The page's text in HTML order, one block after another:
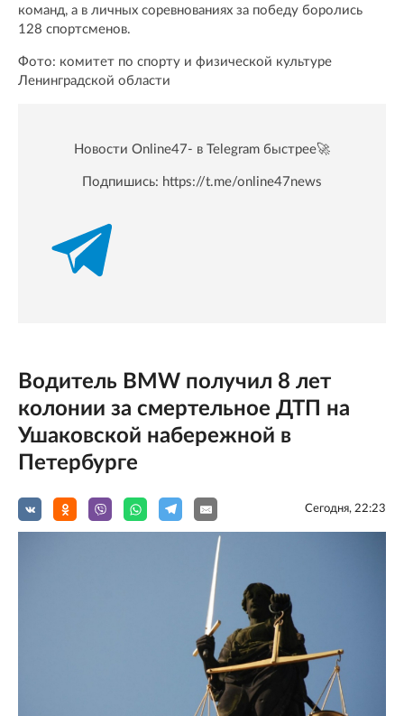
команд, а в личных соревнованиях за победу боролись
128 спортсменов.
Фото: комитет по спорту и физической культуре
Ленинградской области
Новости Online47- в Telegram быстрее🚀
Подпишись: https://t.me/online47news
Водитель BMW получил 8 лет
колонии за смертельное ДТП на
Ушаковской набережной в
Петербурге
Сегодня, 22:23